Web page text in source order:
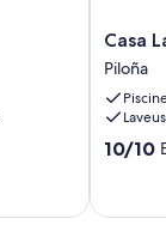
Casa
31
for
4
people
Casa
Piloña
10.0
10/10